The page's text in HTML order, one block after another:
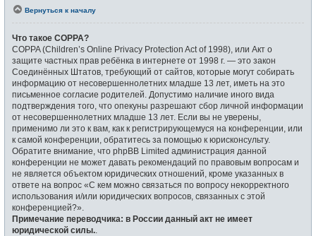
Вернуться к началу
Что такое COPPA?
COPPA (Children’s Online Privacy Protection Act of 1998), или Акт о
защите частных прав ребёнка в интернете от 1998 г. — это закон
Соединённых Штатов, требующий от сайтов, которые могут собирать
информацию от несовершеннолетних младше 13 лет, иметь на это
письменное согласие родителей. Допустимо наличие иного вида
подтверждения того, что опекуны разрешают сбор личной информации
от несовершеннолетних младше 13 лет. Если вы не уверены,
применимо ли это к вам, как к регистрирующемуся на конференции, или
к самой конференции, обратитесь за помощью к юрисконсульту.
Обратите внимание, что phpBB Limited администрация данной
конференции не может давать рекомендаций по правовым вопросам и
не является объектом юридических отношений, кроме указанных в
ответе на вопрос «С кем можно связаться по вопросу некорректного
использования и/или юридических вопросов, связанных с этой
конференцией?».
Примечание переводчика: в России данный акт не имеет
юридической силы.